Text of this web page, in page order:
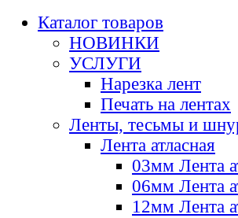
Каталог товаров
НОВИНКИ
УСЛУГИ
Нарезка лент
Печать на лентах
Ленты, тесьмы и
Лента атласная
03мм Лента
06мм Лента
12мм Лента